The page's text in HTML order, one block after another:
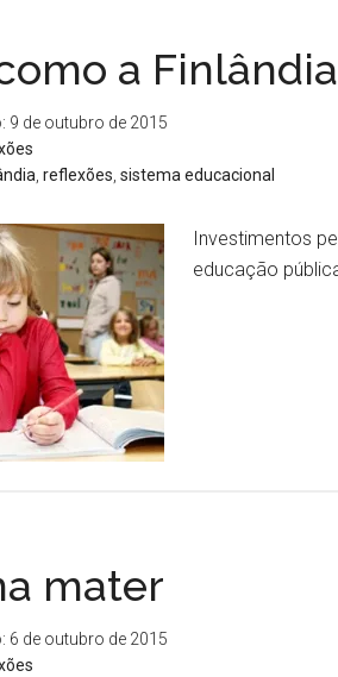
a
9 de outubro de 2015
reflexões sistema educacional
Investimentos
educação
mater
6 de outubro de 2015